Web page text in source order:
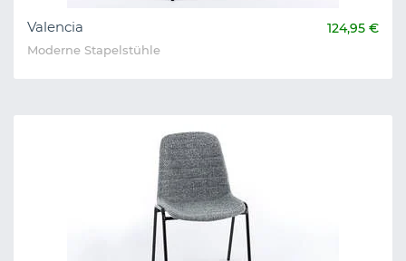
Valencia 124,95 €
Moderne Stapelstühle